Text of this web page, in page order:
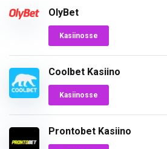
OlyBet
Kasiinosse
Coolbet Kasiino
Kasiinosse
Prontobet Kasiino